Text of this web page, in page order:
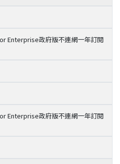
Enterprise政府版不連網一年訂閱
Enterprise政府版不連網一年訂閱